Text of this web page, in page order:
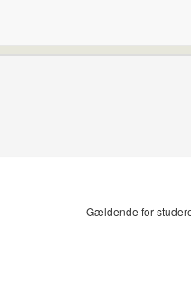
Gældende for